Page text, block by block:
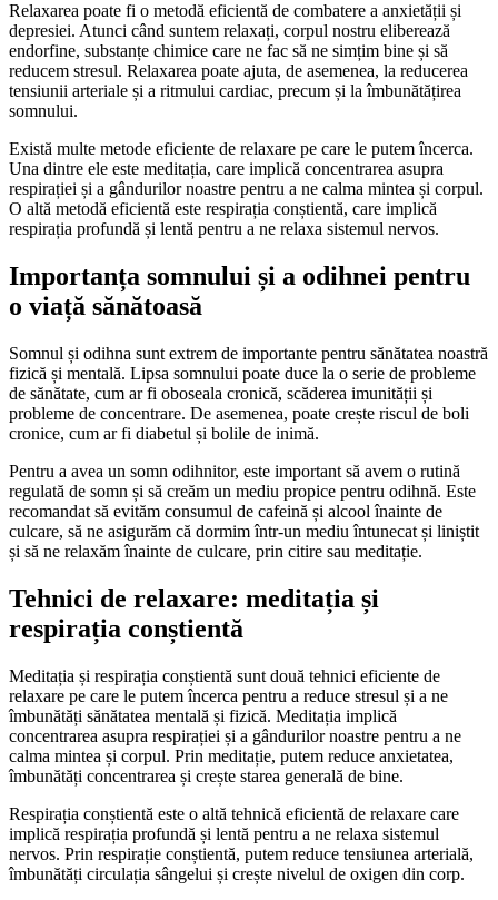
Relaxarea poate fi o metodă eficientă de combatere a anxietății și
depresiei. Atunci când suntem relaxați, corpul nostru eliberează
endorfine, substanțe chimice care ne fac să ne simțim bine și să
reducem stresul. Relaxarea poate ajuta, de asemenea, la reducerea
tensiunii arteriale și a ritmului cardiac, precum și la îmbunătățirea
somnului.
Există multe metode eficiente de relaxare pe care le putem încerca.
Una dintre ele este meditația, care implică concentrarea asupra
respirației și a gândurilor noastre pentru a ne calma mintea și corpul.
O altă metodă eficientă este respirația conștientă, care implică
respirația profundă și lentă pentru a ne relaxa sistemul nervos.
Importanța somnului și a odihnei pentru
o viață sănătoasă
Somnul și odihna sunt extrem de importante pentru sănătatea noastră
fizică și mentală. Lipsa somnului poate duce la o serie de probleme
de sănătate, cum ar fi oboseala cronică, scăderea imunității și
probleme de concentrare. De asemenea, poate crește riscul de boli
cronice, cum ar fi diabetul și bolile de inimă.
Pentru a avea un somn odihnitor, este important să avem o rutină
regulată de somn și să creăm un mediu propice pentru odihnă. Este
recomandat să evităm consumul de cafeină și alcool înainte de
culcare, să ne asigurăm că dormim într-un mediu întunecat și liniștit
și să ne relaxăm înainte de culcare, prin citire sau meditație.
Tehnici de relaxare: meditația și
respirația conștientă
Meditația și respirația conștientă sunt două tehnici eficiente de
relaxare pe care le putem încerca pentru a reduce stresul și a ne
îmbunătăți sănătatea mentală și fizică. Meditația implică
concentrarea asupra respirației și a gândurilor noastre pentru a ne
calma mintea și corpul. Prin meditație, putem reduce anxietatea,
îmbunătăți concentrarea și crește starea generală de bine.
Respirația conștientă este o altă tehnică eficientă de relaxare care
implică respirația profundă și lentă pentru a ne relaxa sistemul
nervos. Prin respirație conștientă, putem reduce tensiunea arterială,
îmbunătăți circulația sângelui și crește nivelul de oxigen din corp.